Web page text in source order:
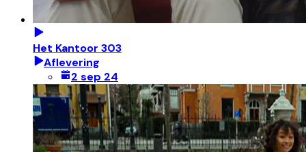
Het Kantoor 303
Aflevering
2 sep 24